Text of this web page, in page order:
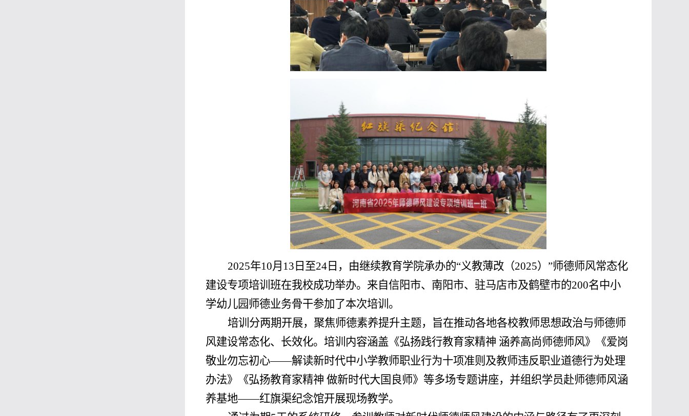
2025年10月 13 日至24日，由继续教育学院承办的“义教薄改（2025）”师德师风常态化
建设专项培训班在我校成功举办。来自信阳市、南阳市、驻马店市及鹤壁市的200名中小
学幼儿园师德业务骨干参加了本次培训。
培训分两期开展，聚焦师德素养提升主题，旨在推动各地各校教师思想政治与师德师
风建设常态化、长效化。培训内容涵盖《弘扬践行教育家精神 涵养高尚师德师风》《爱岗
敬业勿忘初心——解读新时代中小学教师职业行为十项准则及教师违反职业道德行为处理
办法》《弘扬教育家精神 做新时代大国良师》等多场专题讲座，并组织学员赴师德师风涵
养基地——红旗渠纪念馆开展现场教学。